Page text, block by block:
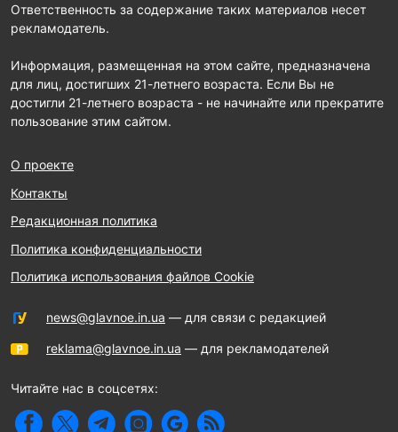
Ответственность за содержание таких материалов несет
рекламодатель.
Информация, размещенная на этом сайте, предназначена
для лиц, достигших 21-летнего возраста. Если Вы не
достигли 21-летнего возраста - не начинайте или прекратите
пользование этим сайтом.
О проекте
Контакты
Редакционная политика
Политика конфиденциальности
Политика использования файлов Cookie
news@glavnoe.in.ua — для связи с редакцией
reklama@glavnoe.in.ua — для рекламодателей
Читайте нас в соцсетях: